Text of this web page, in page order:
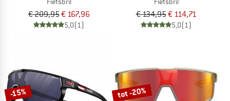
€ 209,95€ 167,96
5,0(1)
€ 134,95€ 114,71
5,0(1)
-15% tot -20%